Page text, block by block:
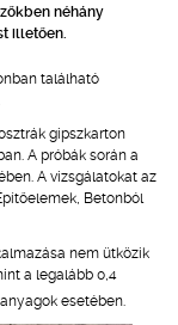
néhány
illetően.
található
gipszkarton
A próbák során a
A vizsgálatokat az
Betonból
nem ütközik
a legalább 0,4
esetében.